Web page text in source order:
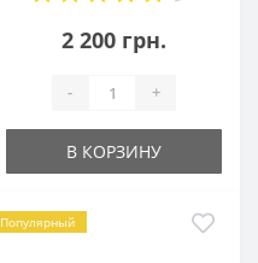
2 200 грн.
- +
В КОРЗИНУ
Популярный